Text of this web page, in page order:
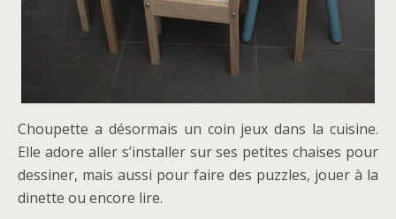
Choupette a désormais un coin jeux dans la cuisine.
Elle adore aller s’installer sur ses petites chaises pour
dessiner, mais aussi pour faire des puzzles, jouer à la
dinette ou encore lire.